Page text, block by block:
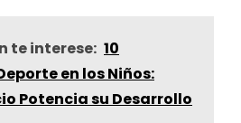
te interese: 10
en los Niños:
Potencia su Desarrollo